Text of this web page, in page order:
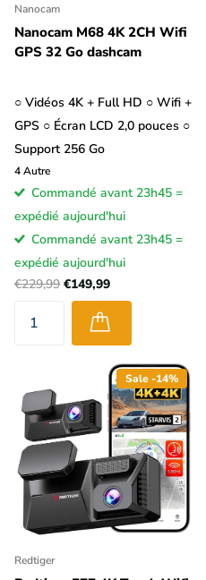
Nanocam
Nanocam M68 4K 2CH Wifi
GPS 32 Go dashcam
○ Vidéos 4K + Full HD ○ Wifi +
GPS ○ Écran LCD 2,0 pouces ○
Support 256 Go
4Autre
Commandé avant 23h45 =
expédié aujourd'hui
Commandé avant 23h45 =
expédié aujourd'hui
€229,99 €149,99
Sale -14%
Redtiger